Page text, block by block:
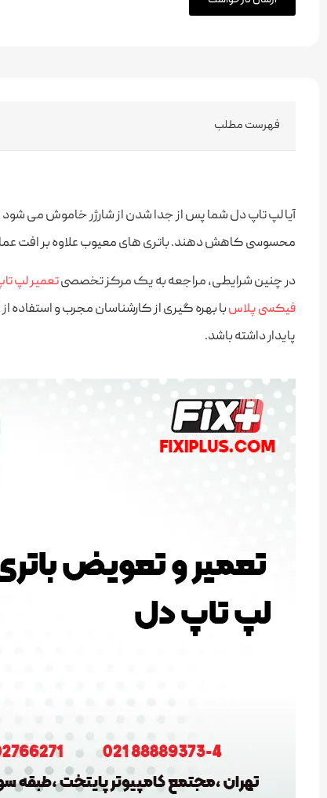
فهرست مطلب
آیا لپ‌ تاپ دل شما پس از جدا شدن از شارژر خاموش می‌ شود
محسوسی کاهش دهند. باتری‌ های معیوب علاوه بر افت
در چنین شرایطی، مراجعه به یک مرکز تخصصیتعمیر لپ‌
فیکسی پلاسبا بهره‌ گیری از کارشناسان مجرب و
پایدار داشته باشد.